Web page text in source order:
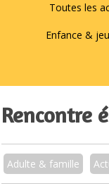
Toutes les
Enfance &
Rencontre
Adulte & famille